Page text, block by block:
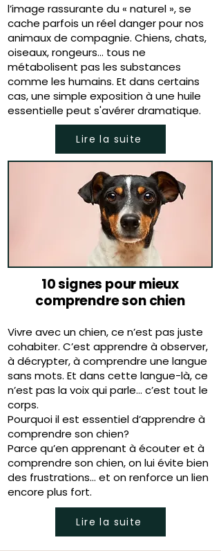
l’image rassurante du « naturel », se
cache parfois un réel danger pour nos
animaux de compagnie. Chiens, chats,
oiseaux, rongeurs… tous ne
métabolisent pas les substances
comme les humains. Et dans certains
cas, une simple exposition à une huile
essentielle peut s'avérer dramatique.
Lire la suite
10 signes pour mieux
comprendre son chien
Vivre avec un chien, ce n’est pas juste
cohabiter. C’est apprendre à observer,
à décrypter, à comprendre une langue
sans mots. Et dans cette langue-là, ce
n’est pas la voix qui parle… c’est tout le
corps.
Pourquoi il est essentiel d’apprendre à
comprendre son chien?
Parce qu’en apprenant à écouter et à
comprendre son chien, on lui évite bien
des frustrations… et on renforce un lien
encore plus fort.
Lire la suite